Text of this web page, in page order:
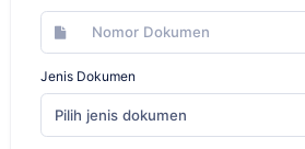
Jenis Dokumen
Pilih jenis dokumen